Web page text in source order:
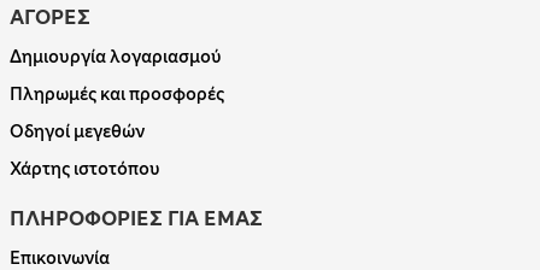
ΑΓΟΡΕΣ
Δημιουργία λογαριασμού
Πληρωμές και προσφορές
Οδηγοί μεγεθών
Χάρτης ιστοτόπου
ΠΛΗΡΟΦΟΡΙΕΣ ΓΙΑ ΕΜΑΣ
Επικοινωνία